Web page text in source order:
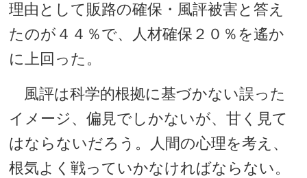
理由として販路の確保・風評被害と答え
たのが４４％で、人材確保２０％を遙か
に上回った。
風評は科学的根拠に基づかない誤った
イメージ、偏見でしかないが、甘く見て
はならないだろう。人間の心理を考え、
根気よく戦っていかなければならない。